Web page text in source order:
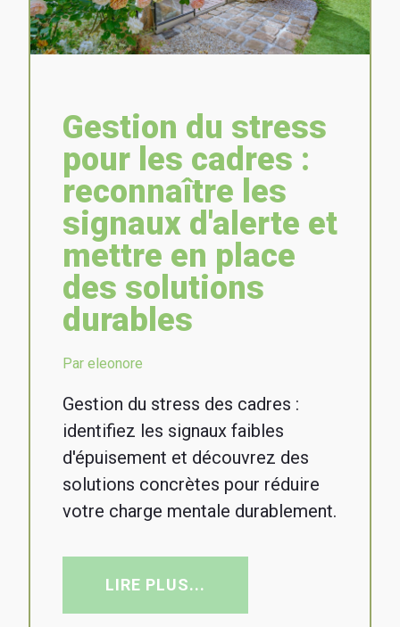
Gestion du stress
pour les cadres :
reconnaître les
signaux d'alerte et
mettre en place
des solutions
durables
Par eleonore
Gestion du stress des cadres :
identifiez les signaux faibles
d'épuisement et découvrez des
solutions concrètes pour réduire
votre charge mentale durablement.
LIRE PLUS...